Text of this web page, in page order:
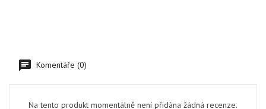
Komentáře (0)
Na tento produkt momentálně není přidána žádná recenze.